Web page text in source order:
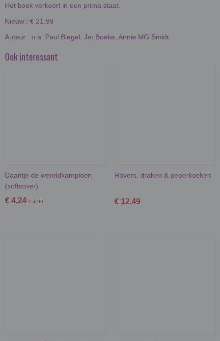
Het boek verkeert in een prima staat.
Nieuw : € 21.99
Auteur : o.a. Paul Biegel, Jet Boeke, Annie MG Smidt
Ook interessant
Daantje de wereldkampioen
(softcover)
€ 4,24 € 4,99
Rovers, draken & peperkoeken
€ 12,49